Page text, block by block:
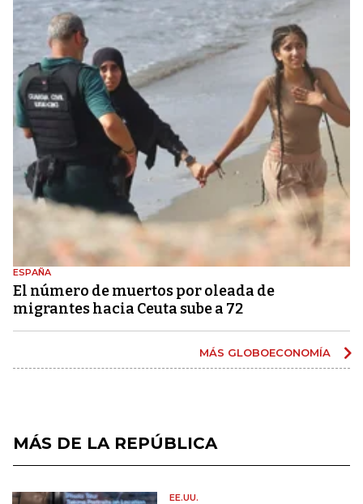
ESPAÑA
El número de muertos por oleada de
migrantes hacia Ceuta sube a 72
MÁS GLOBOECONOMÍA
MÁS DE LA REPÚBLICA
EE.UU.